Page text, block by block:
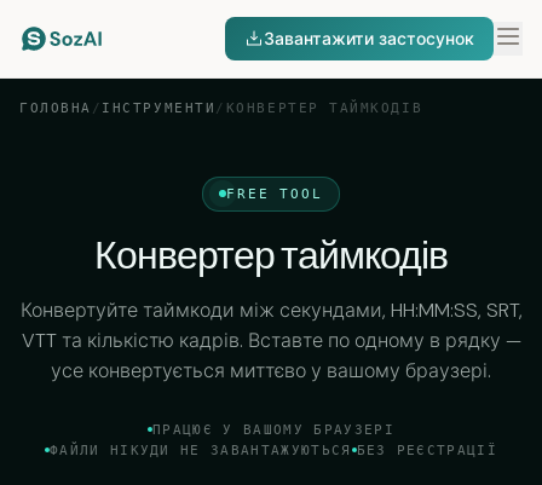
Завантажити застосунок
ГОЛОВНА / ІНСТРУМЕНТИ / КОНВЕРТЕР ТАЙМКОДІВ
FREE TOOL
Конвертер таймкодів
Конвертуйте таймкоди між секундами, HH:MM:SS, SRT,
VTT та кількістю кадрів. Вставте по одному в рядку —
усе конвертується миттєво у вашому браузері.
ПРАЦЮЄ У ВАШОМУ БРАУЗЕРІ
ФАЙЛИ НІКУДИ НЕ ЗАВАНТАЖУЮТЬСЯ БЕЗ РЕЄСТРАЦІЇ